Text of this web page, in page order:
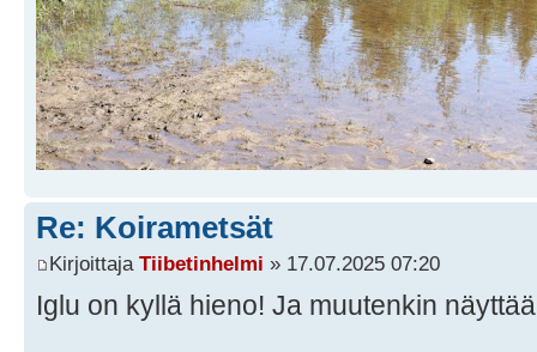
Re: Koirametsät
Kirjoittaja Tiibetinhelmi » 17.07.2025 07:20
Iglu on kyllä hieno! Ja muutenkin